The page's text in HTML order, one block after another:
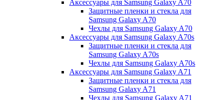
Аксессуары для Samsung Galaxy A70
Защитные пленки и стекла для
Samsung Galaxy A70
Чехлы для Samsung Galaxy A70
Аксессуары для Samsung Galaxy A70s
Защитные пленки и стекла для
Samsung Galaxy A70s
Чехлы для Samsung Galaxy A70s
Аксессуары для Samsung Galaxy A71
Защитные пленки и стекла для
Samsung Galaxy A71
Чехлы для Samsung Galaxy A71